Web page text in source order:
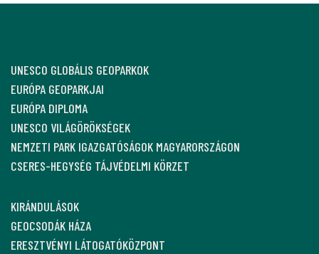
UNESCO GLOBÁLIS GEOPARKOK
EURÓPA GEOPARKJAI
EURÓPA DIPLOMA
UNESCO VILÁGÖRÖKSÉGEK
NEMZETI PARK IGAZGATÓSÁGOK MAGYARORSZÁGON
CSERES-HEGYSÉG TÁJVÉDELMI KÖRZET
KIRÁNDULÁSOK
GEOCSODÁK HÁZA
ERESZTVÉNYI LÁTOGATÓKÖZPONT